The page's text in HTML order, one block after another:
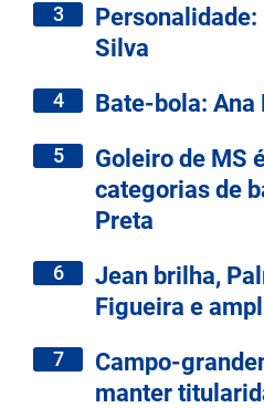
3
Silva
4 Bate-bola: Ana
5
Goleiro de MS
categorias de
Preta
6
Jean brilha,
Figueira e
7
Campo-
manter